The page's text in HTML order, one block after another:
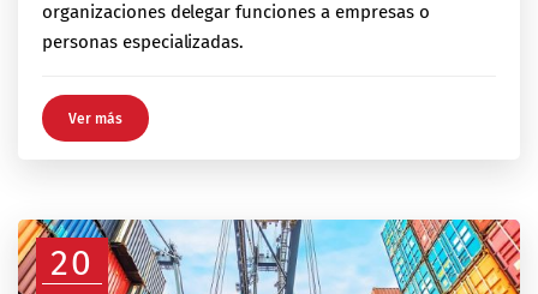
organizaciones delegar funciones a empresas o
personas especializadas.
Ver más
20